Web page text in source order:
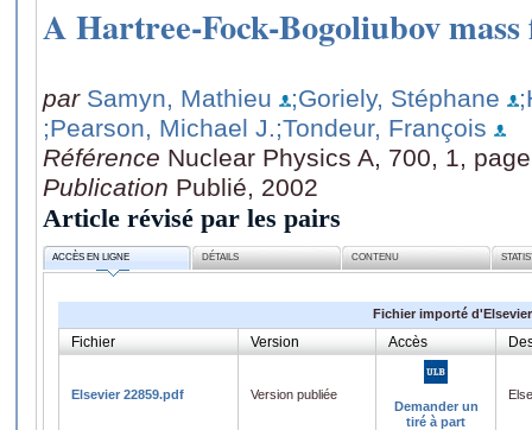
A Hartree-Fock-Bogoliubov
par Samyn, Mathieu ;Goriely, Stéphane
;Pearson, Michael J.;Tondeur, François
Référence Nuclear Physics A, 700, 1,
Publication Publié, 2002
Article révisé par les pairs
ACCÈS EN LIGNE DÉTAILS CONTENU
Fichier importé d'Elsevier
Fichier Version Accès
Elsevier 22859.pdf
Version publiée
Demander un
tiré à part